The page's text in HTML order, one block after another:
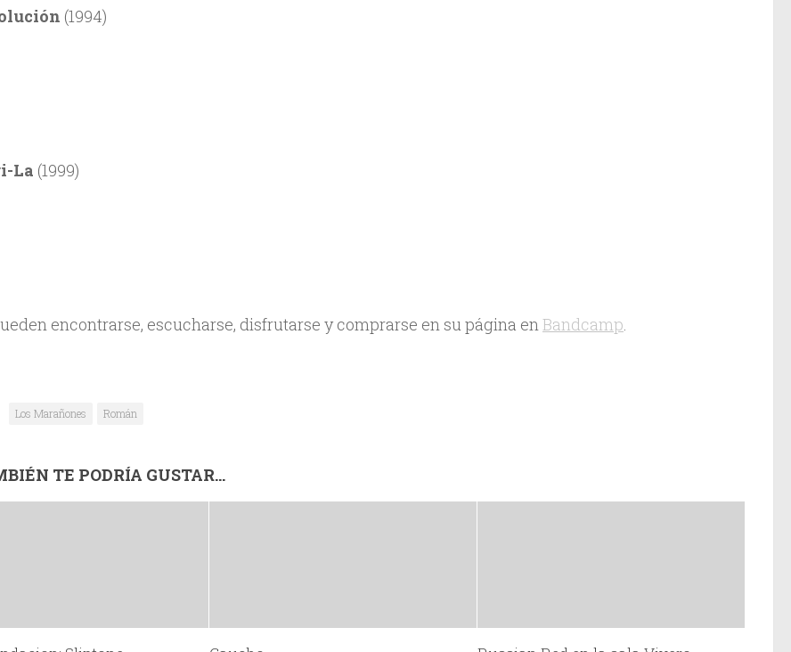
(1994)
La (1999)
encontrarse, escucharse, disfrutarse y comprarse en su página enBandcamp.
Los Marañones Román
TE PODRÍA GUSTAR...